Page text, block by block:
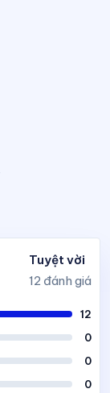
Tuyệt vời
12 đánh giá
12
0
0
0